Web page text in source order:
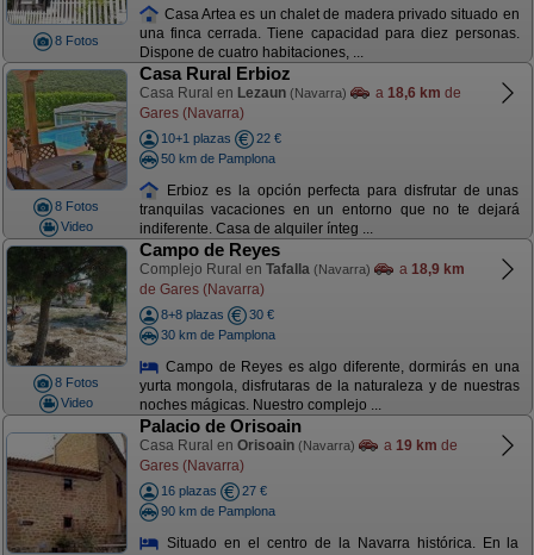
8 Fotos
Casa Artea es un chalet de madera privado situado en
una finca cerrada. Tiene capacidad para diez personas.
Dispone de cuatro habitaciones, ...
8 Fotos
Video
Casa Rural Erbioz
Casa Rural en Lezaun (Navarra) a 18,6 km de
Gares (Navarra)
10+1 plazas
22 €
50 km de Pamplona
Erbioz es la opción perfecta para disfrutar de unas
tranquilas vacaciones en un entorno que no te dejará
indiferente. Casa de alquiler ínteg ...
8 Fotos
Video
Campo de Reyes
Complejo Rural en Tafalla (Navarra) a 18,9 km
de Gares (Navarra)
8+8 plazas
30 €
30 km de Pamplona
Campo de Reyes es algo diferente, dormirás en una
yurta mongola, disfrutaras de la naturaleza y de nuestras
noches mágicas. Nuestro complejo ...
Palacio de Orisoain
Casa Rural en Orisoain (Navarra) a 19 km de
Gares (Navarra)
16 plazas
27 €
90 km de Pamplona
Situado en el centro de la Navarra histórica. En la